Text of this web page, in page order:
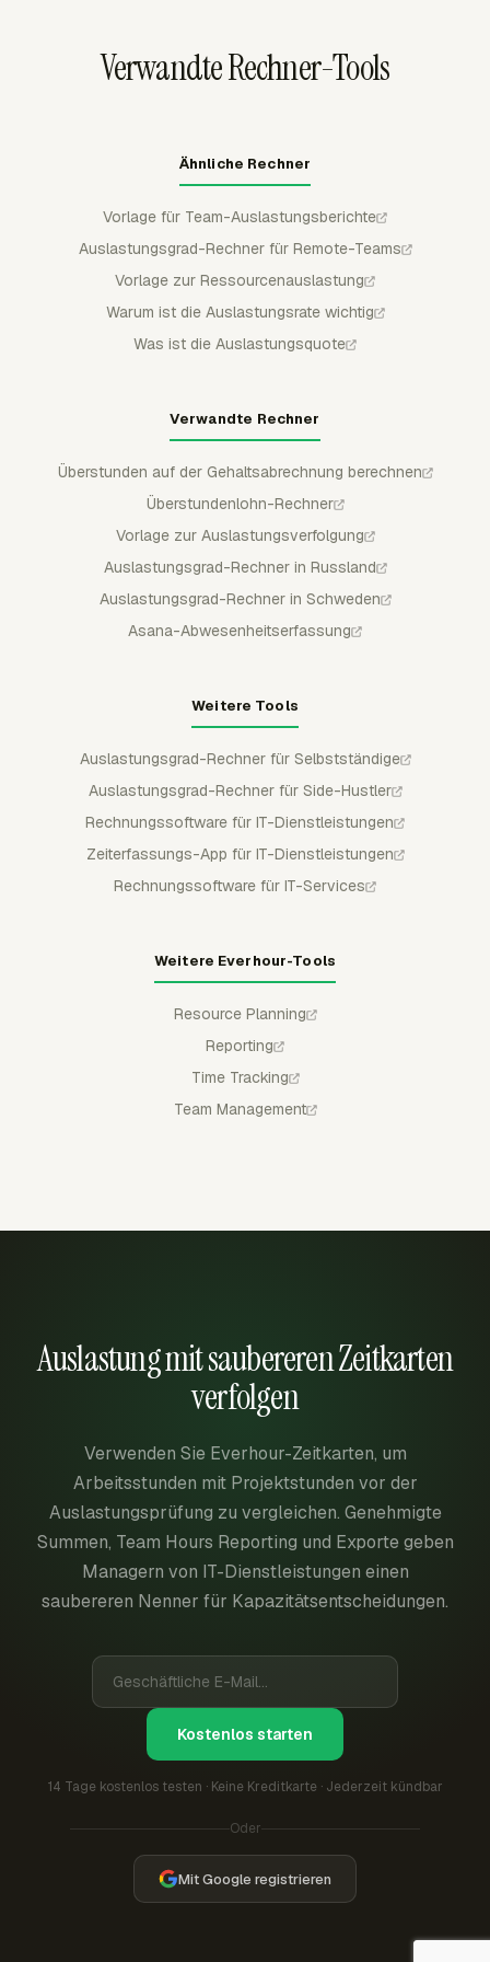
Verwandte Rechner-Tools
Ähnliche Rechner
Vorlage für Team-Auslastungsberichte
Auslastungsgrad-Rechner für Remote-Teams
Vorlage zur Ressourcenauslastung
Warum ist die Auslastungsrate wichtig
Was ist die Auslastungsquote
Verwandte Rechner
Überstunden auf der Gehaltsabrechnung berechnen
Überstundenlohn-Rechner
Vorlage zur Auslastungsverfolgung
Auslastungsgrad-Rechner in Russland
Auslastungsgrad-Rechner in Schweden
Asana-Abwesenheitserfassung
Weitere Tools
Auslastungsgrad-Rechner für Selbstständige
Auslastungsgrad-Rechner für Side-Hustler
Rechnungssoftware für IT-Dienstleistungen
Zeiterfassungs-App für IT-Dienstleistungen
Rechnungssoftware für IT-Services
Weitere Everhour-Tools
Resource Planning
Reporting
Time Tracking
Team Management
Auslastung mit saubereren Zeitkarten
verfolgen
Verwenden Sie Everhour-Zeitkarten, um
Arbeitsstunden mit Projektstunden vor der
Auslastungsprüfung zu vergleichen. Genehmigte
Summen, Team Hours Reporting und Exporte geben
Managern von IT-Dienstleistungen einen
saubereren Nenner für Kapazitätsentscheidungen.
Kostenlos starten
14 Tage kostenlos testen · Keine Kreditkarte · Jederzeit kündbar
Oder
Mit Google registrieren